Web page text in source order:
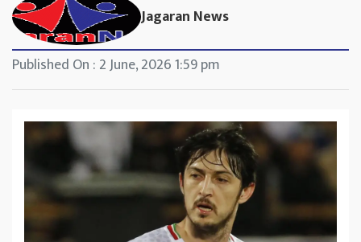
Jagaran News
Published On : 2 June, 2026 1:59 pm